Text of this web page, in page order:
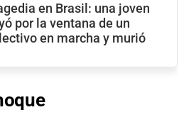
en Brasil: una joven
por la ventana de un
en marcha y murió